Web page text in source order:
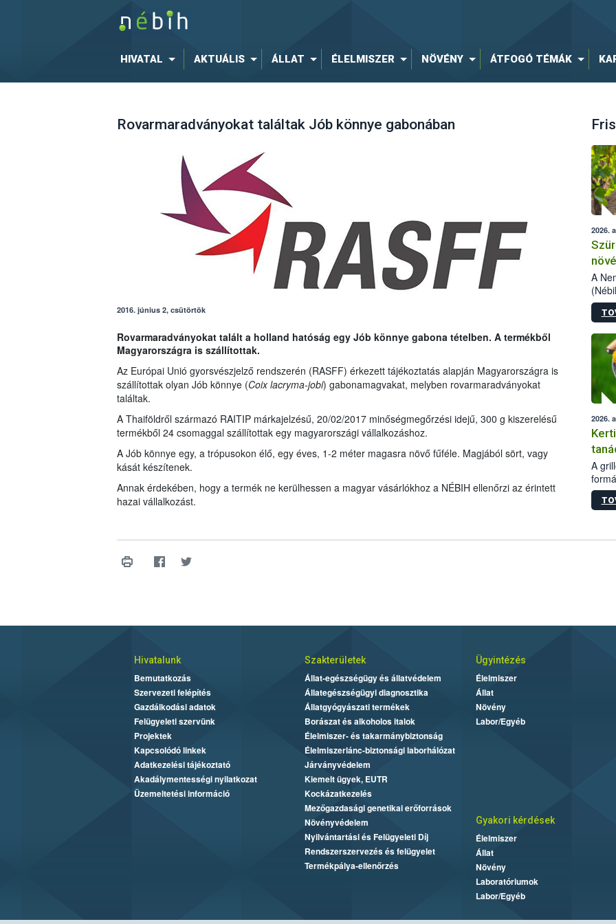
HIVATAL AKTUÁLIS ÁLLAT ÉLELMISZER NÖVÉNY ÁTFOGÓ TÉMÁK
Rovarmaradványokat találtak Jób könnye gabonában
2016. június 2, csütörtök
Rovarmaradványokat talált a holland hatóság egy Jób könnye gabona tételben. A termékből
Magyarországra is szállítottak.
Az Európai Unió gyorsvészjelző rendszerén (RASFF) érkezett tájékoztatás alapján Magyarországra is
szállítottak olyan Jób könnye (Coix lacryma-jobi) gabonamagvakat, melyben rovarmaradványokat
találtak.
A Thaiföldről származó RAITIP márkajelzésű, 20/02/2017 minőségmegőrzési idejű, 300 g kiszerelésű
termékből 24 csomaggal szállítottak egy magyarországi vállalkozáshoz.
A Jób könnye egy, a trópusokon élő, egy éves, 1-2 méter magasra növő fűféle. Magjából sört, vagy
kását készítenek.
Annak érdekében, hogy a termék ne kerülhessen a magyar vásárlókhoz a NÉBIH ellenőrzi az érintett
hazai vállalkozást.
2026.
A
Az
2026.
A
a
Hivatalunk
Bemutatkozás
Szervezeti felépítés
Gazdálkodási adatok
Felügyeleti szervünk
Projektek
Kapcsolódó linkek
Adatkezelési tájékoztató
Akadálymentességi nyilatkozat
Üzemeltetési információ
Szakterületek
Állat-egészségügy és állatvédelem
Állategészségügyi diagnosztika
Állatgyógyászati termékek
Borászat és alkoholos italok
Élelmiszer- és takarmánybiztonság
Élelmiszerlánc-biztonsági laborhálózat
Járványvédelem
Kiemelt ügyek, EUTR
Kockázatkezelés
Mezőgazdasági genetikai erőforrások
Növényvédelem
Nyilvántartási és Felügyeleti Díj
Rendszerszervezés és felügyelet
Termékpálya-ellenőrzés
Ügyintézés
Élelmiszer
Állat
Növény
Labor/Egyéb
Gyakori kérdések
Élelmiszer
Állat
Növény
Laboratóriumok
Labor/Egyéb